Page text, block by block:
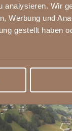
analysieren. Wir
Werbung und
gestellt haben
-